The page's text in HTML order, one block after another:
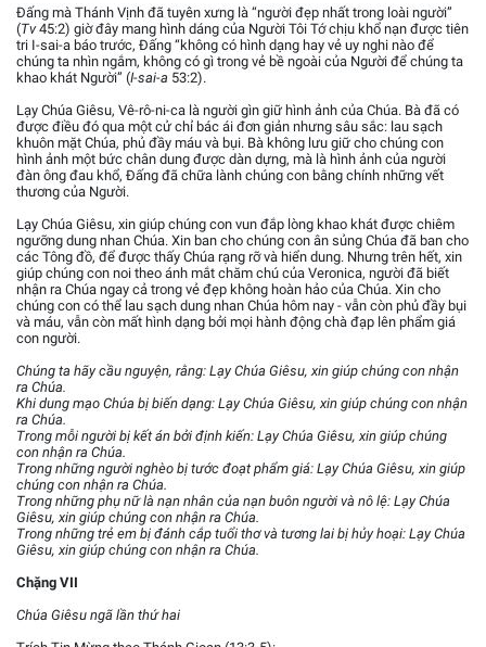
Đấng mà Thánh Vịnh đã tuyên xưng là “người đẹp nhất trong loài người”
(Tv45:2) giờ đây mang hình dáng của Người Tôi Tớ chịu khổ nạn được tiên
tri I-sai-a báo trước, Đấng “không có hình dạng hay vẻ uy nghi nào để
chúng ta nhìn ngắm, không có gì trong vẻ bề ngoài của Người để chúng ta
khao khát Người” (I-sai-a 53:2).
Lạy Chúa Giêsu, Vê-rô-ni-ca là người gìn giữ hình ảnh của Chúa. Bà đã có
được điều đó qua một cử chỉ bác ái đơn giản nhưng sâu sắc: lau sạch
khuôn mặt Chúa, phủ đầy máu và bụi. Bà không lưu giữ cho chúng con
hình ảnh một bức chân dung được dàn dựng, mà là hình ảnh của người
đàn ông đau khổ, Đấng đã chữa lành chúng con bằng chính những vết
thương của Người.
Lạy Chúa Giêsu, xin giúp chúng con vun đắp lòng khao khát được chiêm
ngưỡng dung nhan Chúa. Xin ban cho chúng con ân sủng Chúa đã ban cho
các Tông đồ, để được thấy Chúa rạng rỡ và hiển dung. Nhưng trên hết, xin
giúp chúng con noi theo ánh mắt chăm chú của Veronica, người đã biết
nhận ra Chúa ngay cả trong vẻ đẹp không hoàn hảo của Chúa. Xin cho
chúng con có thể lau sạch dung nhan Chúa hôm nay - vẫn còn phủ đầy bụi
và máu, vẫn còn mất hình dạng bởi mọi hành động chà đạp lên phẩm giá
con người.
Chúng ta hãy cầu nguyện, rằng: Lạy Chúa Giêsu, xin giúp chúng con nhận
ra Chúa.
Khi dung mạo Chúa bị biến dạng: Lạy Chúa Giêsu, xin giúp chúng con nhận
ra Chúa.
Trong mỗi người bị kết án bởi định kiến: Lạy Chúa Giêsu, xin giúp chúng
con nhận ra Chúa.
Trong những người nghèo bị tước đoạt phẩm giá: Lạy Chúa Giêsu, xin giúp
chúng con nhận ra Chúa.
Trong những phụ nữ là nạn nhân của nạn buôn người và nô lệ: Lạy Chúa
Giêsu, xin giúp chúng con nhận ra Chúa.
Trong những trẻ em bị đánh cắp tuổi thơ và tương lai bị hủy hoại: Lạy Chúa
Giêsu, xin giúp chúng con nhận ra Chúa.
Chặng VII
Chúa Giêsu ngã lần thứ hai